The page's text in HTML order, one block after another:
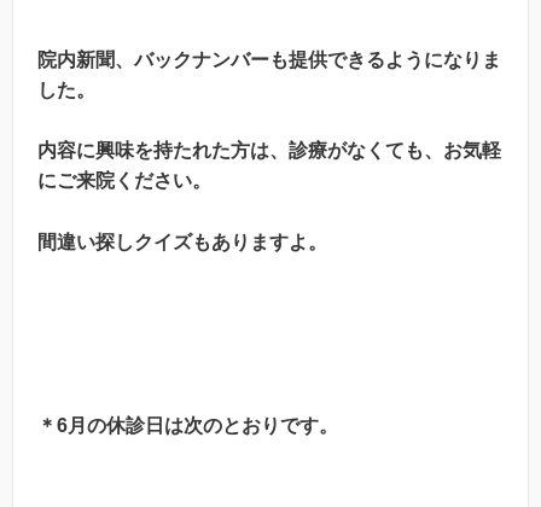
院内新聞、バックナンバーも提供できるようになりま
した。
内容に興味を持たれた方は、診療がなくても、お気軽
にご来院ください。
間違い探しクイズもありますよ。
＊6月の休診日は次のとおりです。